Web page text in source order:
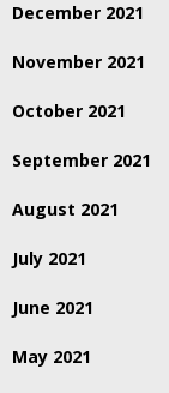
December 2021
November 2021
October 2021
September 2021
August 2021
July 2021
June 2021
May 2021